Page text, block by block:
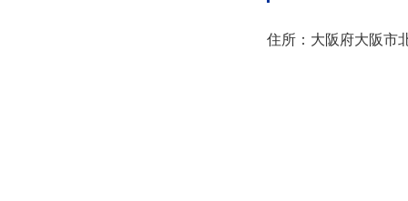
住所：大阪府大阪市